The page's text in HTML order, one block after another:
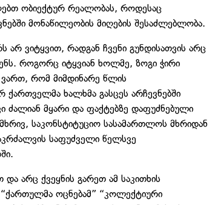
ობიექტურ რეალობას, როდესაც
მონაწილეობის მიღების შესაძლებლობა.
არ ვიტყვით, რადგან ჩვენი გუნდისათვის არც
როგორც იტყვიან ხოლმე, ზოგი ჭირი
ვართ, რომ მიმდინარე წლის
ხალხმა გასცეს არჩევნებში
ძალიან მყარი და ფაქტებზე დაფუძნებული
საკონსტიტუციო სასამართლოს მხრიდან
საფუძველი წელსვე
არც ქვეყნის გარეთ ამ საკითხის
“ქართულმა ოცნებამ” “კოლექტიური